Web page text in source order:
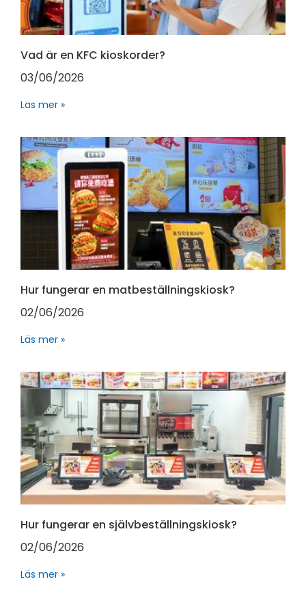
Vad är en KFC kioskorder?
03/06/2026
Läs mer »
Hur fungerar en matbeställningskiosk?
02/06/2026
Läs mer »
Hur fungerar en självbeställningskiosk?
02/06/2026
Läs mer »